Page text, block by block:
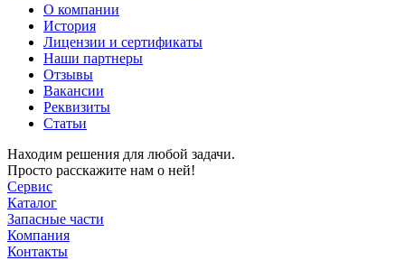
О компании
История
Лицензии и сертификаты
Наши партнеры
Отзывы
Вакансии
Реквизиты
Статьи
Находим решения для любой задачи.
Просто расскажите нам о ней!
Сервис
Каталог
Запасные части
Компания
Контакты